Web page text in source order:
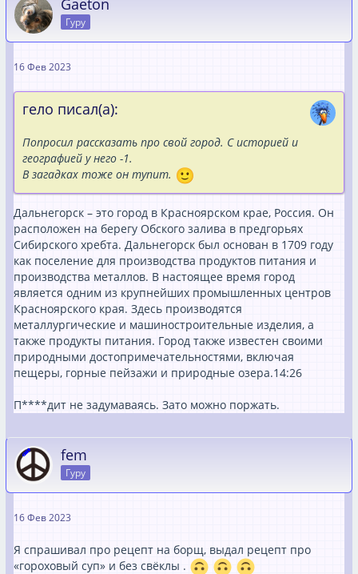
Гуру
16 Фев 2023
гело писал(а):
Попросил рассказать про свой город. С историей и
географией у него -1.
В загадках тоже он тупит.
Дальнегорск – это город в Красноярском крае, Россия. Он
расположен на берегу Обского залива в предгорьях
Сибирского хребта. Дальнегорск был основан в 1709 году
как поселение для производства продуктов питания и
производства металлов. В настоящее время город
является одним из крупнейших промышленных центров
Красноярского края. Здесь производятся
металлургические и машиностроительные изделия, а
также продукты питания. Город также известен своими
природными достопримечательностями, включая
пещеры, горные пейзажи и природные озера.14:26
П****дит не задумаваясь. Зато можно поржать.
fem
Гуру
16 Фев 2023
Я спрашивал про рецепт на борщ, выдал рецепт про
«гороховый суп» и без свёклы .